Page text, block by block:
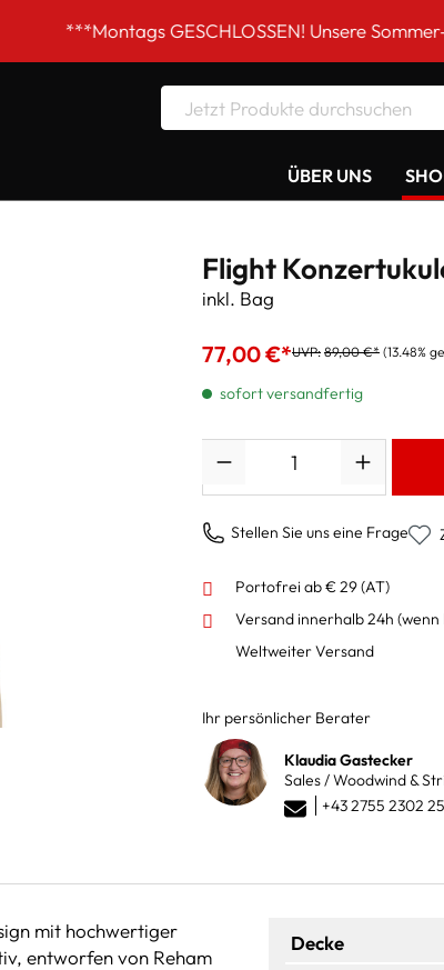
GESCHLOSSEN! Unsere Sommer-
ÜBER UNS
Flight
inkl. Bag
77,00 €*UVP: 89,00 €* (13.48%
sofort versandfertig
Stellen Sie uns eine Frage
Portofrei ab € 29 (AT)
Versand innerhalb 24h
Weltweiter Versand
Ihr persönlicher Berater
Klaudia Gastecker
Sales / Woodwind &
+43 2755 2302 25
mit hochwertiger
entworfen von Reham
Decke